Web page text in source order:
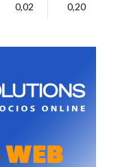
0,02 0,20